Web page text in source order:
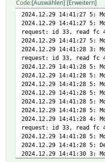
attr ABLMeter obj-
attr ABLMeter obj-i2539-
attr ABLMeter obj-i2539-
attr ABLMeter obj-i2541-
attr ABLMeter obj-
attr ABLMeter obj-i2541-
attr ABLMeter obj-i2541-
attr ABLMeter obj-i2543-
attr ABLMeter obj-
attr ABLMeter obj-i2543-
attr ABLMeter obj-i2543-
attr ABLMeter obj-i2545-
attr ABLMeter obj-
attr ABLMeter obj-i2545-
attr ABLMeter obj-i2545-
attr ABLMeter obj-i2547-
attr ABLMeter obj-
attr ABLMeter obj-i2547-
attr
attr FinderEnergiezaehler
Code Auswählen Erweitern
2024.12.29 14:41:27 5:
2024.12.29 14:41:27 5:
request: id 33, read fc
2024.12.29 14:41:27 5:
2024.12.29 14:41:28 3:
request: id 33, read fc
2024.12.29 14:41:28 5:
2024.12.29 14:41:28 5:
2024.12.29 14:41:28 5:
2024.12.29 14:41:28 5:
2024.12.29 14:41:28 5:
2024.12.29 14:41:28 5:
2024.12.29 14:41:28 4:
request: id 33, read fc
2024.12.29 14:41:28 5:
2024.12.29 14:41:28 5:
2024.12.29 14:41:30 3: